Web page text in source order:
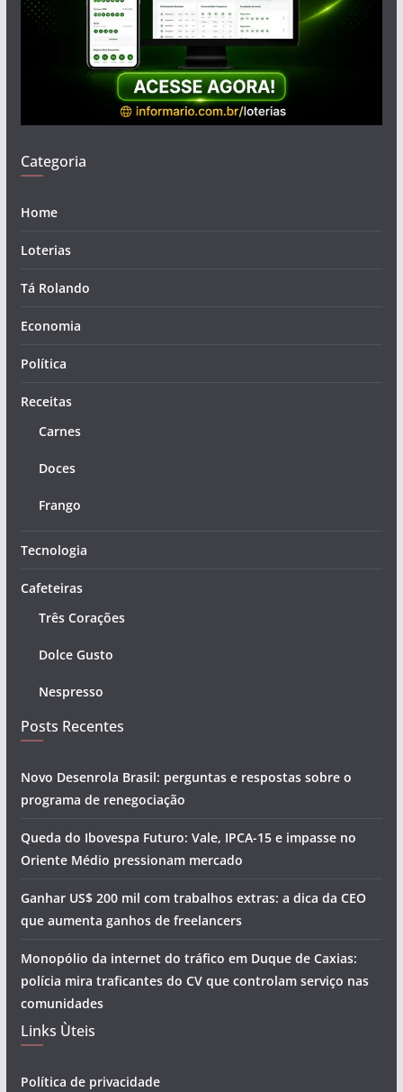
Categoria
Home
Loterias
Tá Rolando
Economia
Política
Receitas
Carnes
Doces
Frango
Tecnologia
Cafeteiras
Três Corações
Dolce Gusto
Nespresso
Posts Recentes
Novo Desenrola Brasil: perguntas e respostas sobre o
programa de renegociação
Queda do Ibovespa Futuro: Vale, IPCA-15 e impasse no
Oriente Médio pressionam mercado
Ganhar US$ 200 mil com trabalhos extras: a dica da CEO
que aumenta ganhos de freelancers
Monopólio da internet do tráfico em Duque de Caxias:
polícia mira traficantes do CV que controlam serviço nas
comunidades
Links Ùteis
Política de privacidade